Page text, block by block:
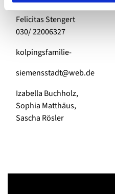
Felicitas Stengert
030/ 22006327
kolpingsfamilie-
siemensstadt@web.de
Izabella Buchholz,
Sophia Matthäus,
Sascha Rösler